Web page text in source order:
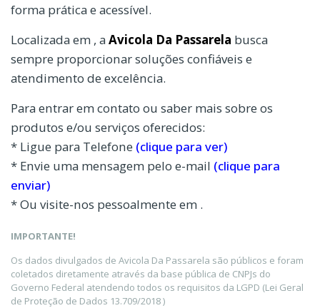
forma prática e acessível.
Localizada em , a Avicola Da Passarela busca
sempre proporcionar soluções confiáveis e
atendimento de excelência.
Para entrar em contato ou saber mais sobre os
produtos e/ou serviços oferecidos:
* Ligue para Telefone (clique para ver)
* Envie uma mensagem pelo e-mail (clique para
enviar)
* Ou visite-nos pessoalmente em .
IMPORTANTE!
Os dados divulgados de Avicola Da Passarela são públicos e foram
coletados diretamente através da base pública de CNPJs do
Governo Federal atendendo todos os requisitos da LGPD (Lei Geral
de Proteção de Dados 13.709/2018 )